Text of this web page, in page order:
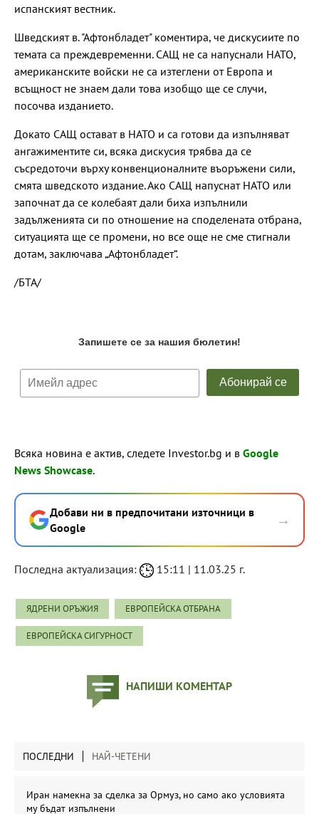
испанският вестник.
Шведският в. "Афтонбладет" коментира, че дискусиите по
темата са преждевременни. САЩ не са напуснали НАТО,
американските войски не са изтеглени от Европа и
всъщност не знаем дали това изобщо ще се случи,
посочва изданието.
Докато САЩ остават в НАТО и са готови да изпълняват
ангажиментите си, всяка дискусия трябва да се
съсредоточи върху конвенционалните въоръжени сили,
смята шведското издание. Ако САЩ напуснат НАТО или
започнат да се колебаят дали биха изпълнили
задълженията си по отношение на споделената отбрана,
ситуацията ще се промени, но все още не сме стигнали
дотам, заключава „Афтонбладет“.
/БТА/
Всяка новина е актив, следете Investor.bg и в Google
News Showcase.
Добави ни в предпочитани източници в
Google
→
Последна актуализация: 15:11 | 11.03.25 г.
ЯДРЕНИ ОРЪЖИЯ ЕВРОПЕЙСКА ОТБРАНА
ЕВРОПЕЙСКА СИГУРНОСТ
НАПИШИ КОМЕНТАР
ПОСЛЕДНИ НАЙ-ЧЕТЕНИ
Иран намекна за сделка за Ормуз, но само ако условията
му бъдат изпълнени